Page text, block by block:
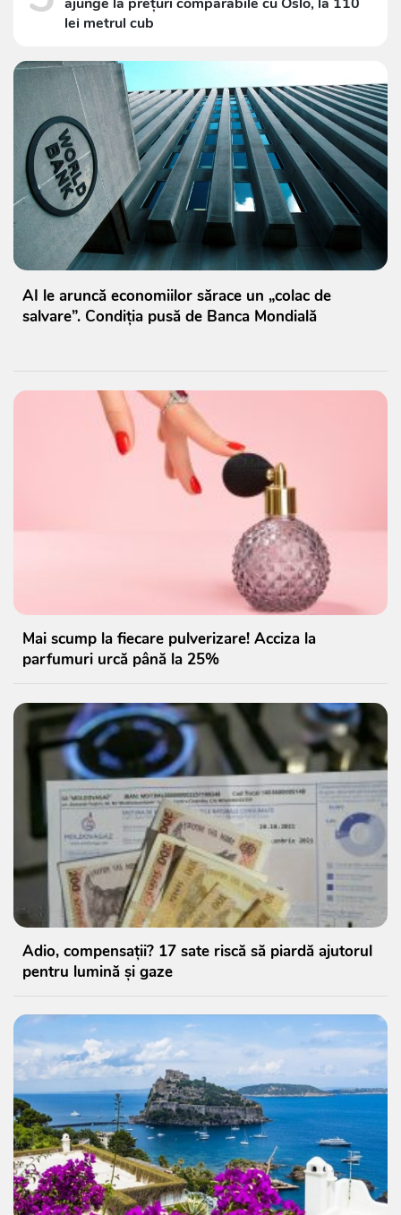
lei metrul cub
AI le aruncă economiilor sărace un „colac de
salvare”. Condiția pusă de Banca Mondială
Mai scump la fiecare pulverizare! Acciza la
parfumuri urcă până la 25%
Adio, compensații? 17 sate riscă să piardă ajutorul
pentru lumină și gaze